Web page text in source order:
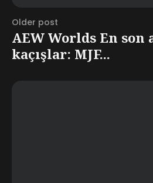
Older post
AEW Worlds En son
kaçışlar: MJF...